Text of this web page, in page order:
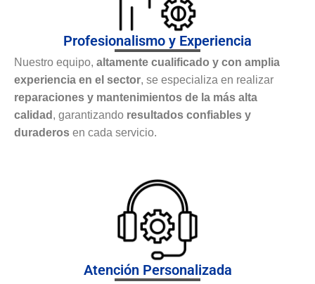
Profesionalismo y Experiencia
Nuestro equipo, altamente cualificado y con amplia
experiencia en el sector, se especializa en realizar
reparaciones y mantenimientos de la más alta
calidad , garantizando resultados confiables y
duraderos en cada servicio.
Atención Personalizada